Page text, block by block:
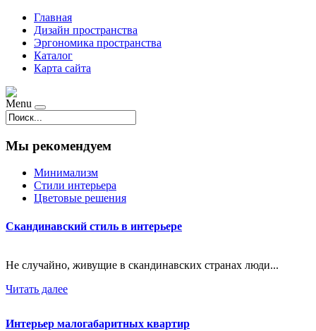
Главная
Дизайн пространства
Эргономика пространства
Каталог
Карта сайта
Menu
Мы рекомендуем
Минимализм
Стили интерьера
Цветовые решения
Скандинавский стиль в интерьере
Не случайно, живущие в скандинавских странах люди...
Читать далее
Интерьер малогабаритных квартир